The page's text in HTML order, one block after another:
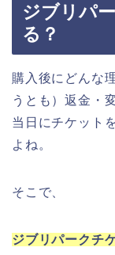
ジブリパ
る？
購入後にどんな
うとも）返金・
当日にチケット
よね。
そこで、
ジブリパークチ